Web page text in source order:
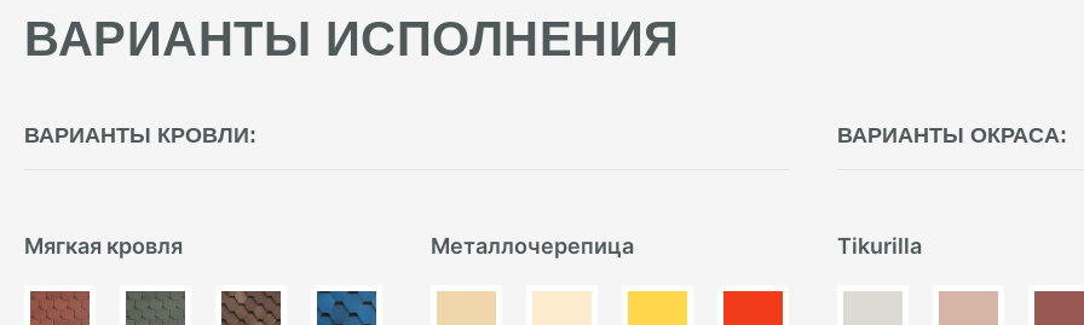
ВАРИАНТЫ ИСПОЛНЕНИЯ
ВАРИАНТЫ КРОВЛИ:
Мягкая кровля Металлочерепица
ВАРИАНТЫ ОКРАСА:
Tikurilla